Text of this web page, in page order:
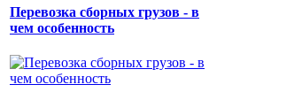
Перевозка сборных грузов - в
чем особенность